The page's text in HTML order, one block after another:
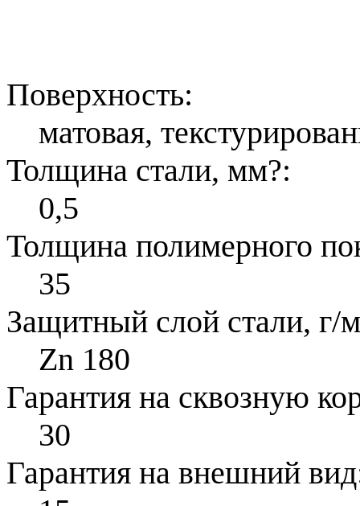
Поверхность:
матовая,
Толщина стали, мм?:
0,5
Толщина полимерного
35
Защитный слой стали, г/
Zn 180
Гарантия на сквозную
30
Гарантия на внешний